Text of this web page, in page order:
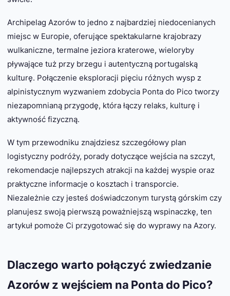
Archipelag Azorów to jedno z najbardziej niedocenianych
miejsc w Europie, oferujące spektakularne krajobrazy
wulkaniczne, termalne jeziora kraterowe, wieloryby
pływające tuż przy brzegu i autentyczną portugalską
kulturę. Połączenie eksploracji pięciu różnych wysp z
alpinistycznym wyzwaniem zdobycia Ponta do Pico tworzy
niezapomnianą przygodę, która łączy relaks, kulturę i
aktywność fizyczną.
W tym przewodniku znajdziesz szczegółowy plan
logistyczny podróży, porady dotyczące wejścia na szczyt,
rekomendacje najlepszych atrakcji na każdej wyspie oraz
praktyczne informacje o kosztach i transporcie.
Niezależnie czy jesteś doświadczonym turystą górskim czy
planujesz swoją pierwszą poważniejszą wspinaczkę, ten
artykuł pomoże Ci przygotować się do wyprawy na Azory.
Dlaczego warto połączyć zwiedzanie
Azorów z wejściem na Ponta do Pico?